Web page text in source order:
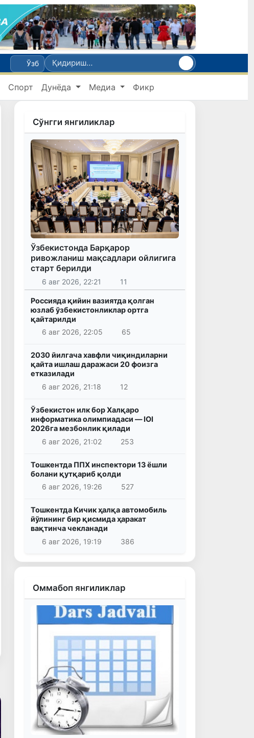
Ўзб
Спорт Дунёда Медиа Фикр
Сўнгги янгиликлар
Ўзбекистонда Барқарор
ривожланиш мақсадлари ойлигига
старт берилди
6 авг 2026, 22:21 11
Россияда қийин вазиятда қолган
юзлаб ўзбекистонликлар ортга
қайтарилди
6 авг 2026, 22:05
65
2030 йилгача хавфли чиқиндиларни
қайта ишлаш даражаси 20 фоизга
етказилади
6 авг 2026, 21:18
12
Ўзбекистон илк бор Халқаро
информатика олимпиадаси — IOI
2026га мезбонлик қилади
6 авг 2026, 21:02
253
Тошкентда ППХ инспектори 13 ёшли
болани қутқариб қолди
6 авг 2026, 19:26
527
Тошкентда Кичик ҳалқа автомобиль
йўлининг бир қисмида ҳаракат
вақтинча чекланади
6 авг 2026, 19:19
386
Оммабоп янгиликлар